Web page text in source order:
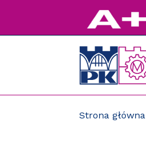
Strona główna